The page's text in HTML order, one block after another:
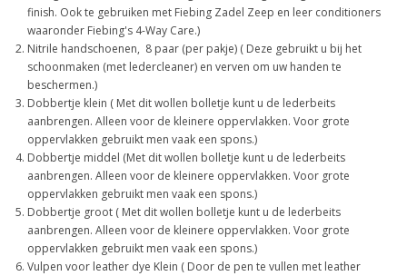
finish. Ook te gebruiken met Fiebing Zadel Zeep en leer conditioners
waaronder Fiebing's 4-Way Care.)
Nitrile handschoenen, 8 paar (per pakje) ( Deze gebruikt u bij het
schoonmaken (met ledercleaner) en verven om uw handen te
beschermen.)
Dobbertje klein ( Met dit wollen bolletje kunt u de lederbeits
aanbrengen. Alleen voor de kleinere oppervlakken. Voor grote
oppervlakken gebruikt men vaak een spons.)
Dobbertje middel (Met dit wollen bolletje kunt u de lederbeits
aanbrengen. Alleen voor de kleinere oppervlakken. Voor grote
oppervlakken gebruikt men vaak een spons.)
Dobbertje groot ( Met dit wollen bolletje kunt u de lederbeits
aanbrengen. Alleen voor de kleinere oppervlakken. Voor grote
oppervlakken gebruikt men vaak een spons.)
Vulpen voor leather dye Klein ( Door de pen te vullen met leather